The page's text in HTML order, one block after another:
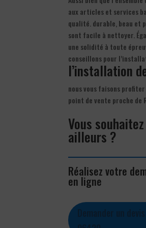
aux articles et services
qualité. durable, beau et
sont facile à nettoyer.
une solidité à toute
conseillons pour
l’installation
nous vous faisons
point de vente proche de
Vous
ailleurs ?
Réalisez votre
en ligne